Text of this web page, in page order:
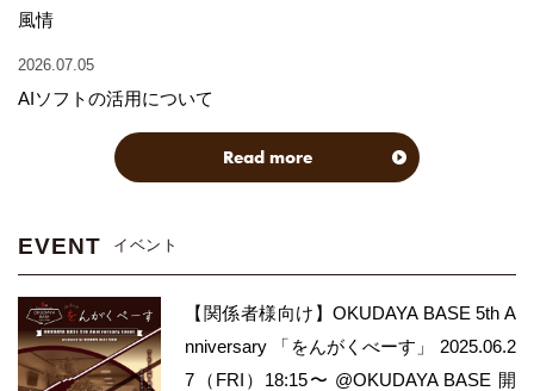
風情
2026.07.05
AIソフトの活用について
Read more
EVENT イベント
【関係者様向け】OKUDAYA BASE 5th A
nniversary 「をんがくべーす」 2025.06.2
7（FRI）18:15〜 @OKUDAYA BASE 開